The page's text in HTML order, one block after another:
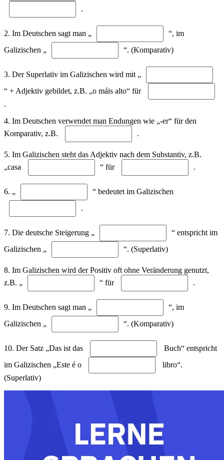
.
2. Im Deutschen sagt man „
“, im
Galizischen „
“. (Komparativ)
3. Der Superlativ im Galizischen wird mit „
“ + Adjektiv gebildet, z.B. „o máis alto“ für
.
4. Im Deutschen verwendet man Endungen wie „-er“ für den
Komparativ, z.B.
.
5. Im Galizischen steht das Adjektiv nach dem Substantiv, z.B.
„casa
“ für .
6. „
“ bedeutet im Galizischen
.
7. Die deutsche Steigerung „
“ entspricht im
Galizischen „
“. (Superlativ)
8. Im Galizischen wird der Positiv oft ohne Veränderung genutzt,
z.B. „
“ für .
9. Im Deutschen sagt man „
“, im
Galizischen „
“. (Komparativ)
10. Der Satz „Das ist das
Buch“ entspricht
im Galizischen „Este é o
libro“.
(Superlativ)